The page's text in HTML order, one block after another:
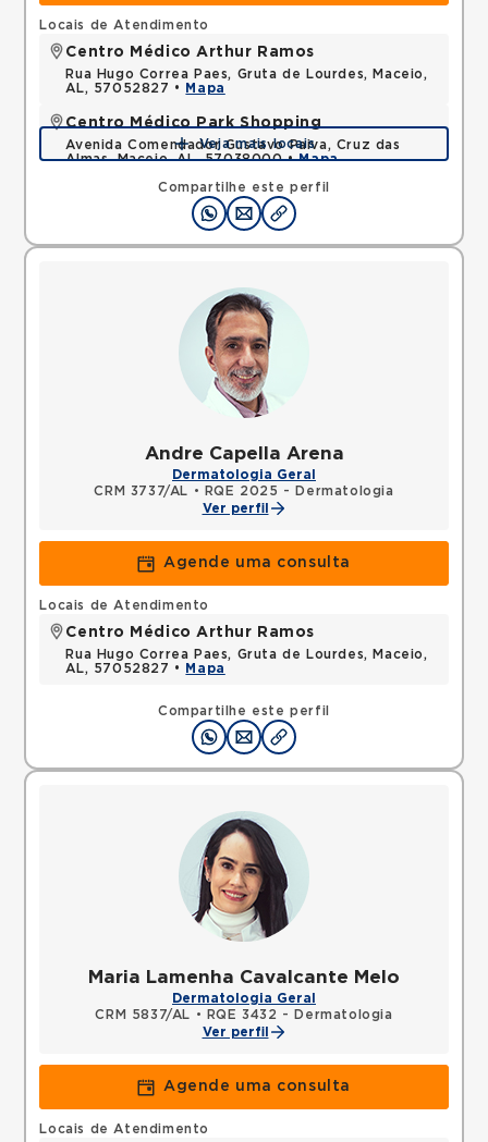
Compartilhe este perfil
Locais de Atendimento
Centro Médico Arthur Ramos
Rua Hugo Correa Paes, Gruta de Lourdes, Maceio,
AL, 57052827 •
Mapa
Centro Médico Park Shopping
Avenida Comendador Gustavo Paiva, Cruz das
Almas, Maceio, AL, 57038000 •Mapa
Veja mais locais
Andre Capella Arena
Dermatologia Geral
CRM 3737/AL •
RQE 2025 - Dermatologia
Ver perfil
Agende uma consulta
Compartilhe este perfil
Locais de Atendimento
Centro Médico Arthur Ramos
Rua Hugo Correa Paes, Gruta de Lourdes, Maceio,
AL, 57052827 •
Mapa
Maria Lamenha Cavalcante Melo
Dermatologia Geral
CRM 5837/AL •
RQE 3432 - Dermatologia
Ver perfil
Agende uma consulta
Locais de Atendimento